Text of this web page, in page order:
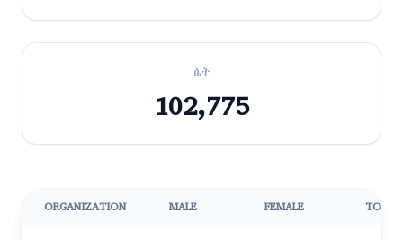
ሴት
102,775
ORGANIZATION MALE FEMALE TOTAL